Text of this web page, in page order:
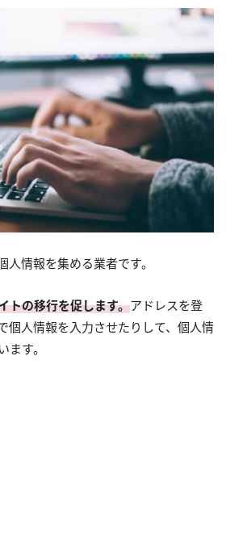
情報を集める業者です。
トの移行を促します。アドレスを登
個人情報を入力させたりして、個人情
す。